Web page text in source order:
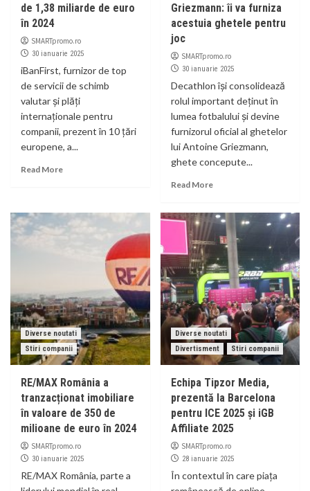
de 1,38 miliarde de euro
în 2024
SMARTpromo.ro
30 ianuarie 2025
iBanFirst, furnizor de top
de servicii de schimb
valutar și plăți
internaționale pentru
companii, prezent în 10 țări
europene, a...
Read More
Griezmann: îi va furniza
acestuia ghetele pentru
joc
SMARTpromo.ro
30 ianuarie 2025
Decathlon își consolidează
rolul important deținut în
lumea fotbalului și devine
furnizorul oficial al ghetelor
lui Antoine Griezmann,
ghete concepute...
Read More
Diverse noutati
Stiri companii
RE/MAX România a
tranzacționat imobiliare
în valoare de 350 de
milioane de euro în 2024
SMARTpromo.ro
30 ianuarie 2025
RE/MAX România, parte a
Diverse noutati
Divertisment
Stiri companii
Echipa Tipzor Media,
prezentă la Barcelona
pentru ICE 2025 și iGB
Affiliate 2025
SMARTpromo.ro
28 ianuarie 2025
În contextul în care piața